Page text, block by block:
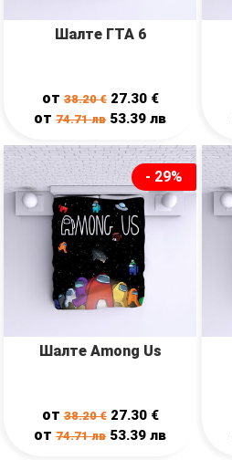
Шалте ГТА 6
от38.20€ 27.30 €
от74.71лв 53.39лв
- 29%
Шалте Among Us
от38.20€ 27.30 €
от74.71лв 53.39лв